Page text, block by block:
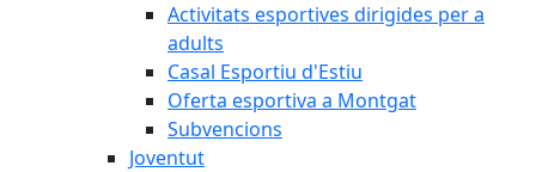
Activitats esportives dirigides per a
adults
Casal Esportiu d'Estiu
Oferta esportiva a Montgat
Subvencions
Joventut